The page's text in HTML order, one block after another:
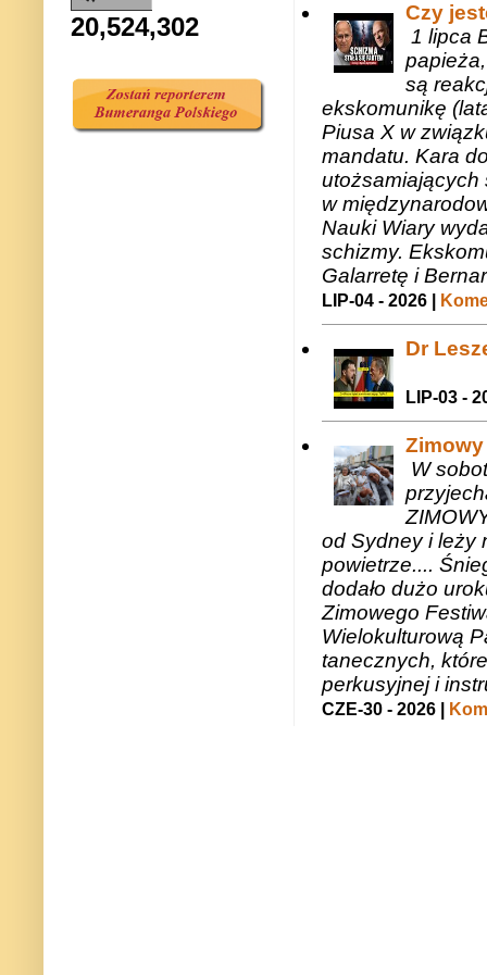
Czy
1 lipca
są
ekskomunikę
Piusa X w
mandatu. Kara
utożsamiających
w
Nauki Wiary
schizmy.
Galarretę i
LIP-04 - 2026 |
Dr
LIP-03 -
W
od Sydney i leży
powietrze....
dodało dużo
Zimowego
Wielokulturową
tanecznych,
perkusyjnej i
CZE-30 - 2026 |
20,524,302